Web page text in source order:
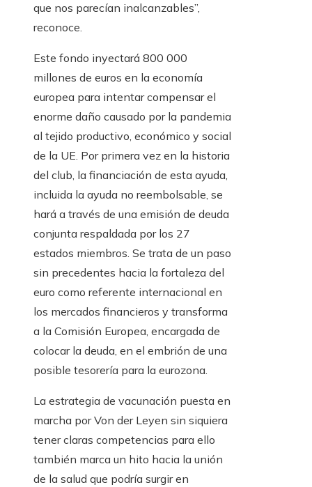
que nos parecían inalcanzables”,
reconoce.
Este fondo inyectará 800 000
millones de euros en la economía
europea para intentar compensar el
enorme daño causado por la pandemia
al tejido productivo, económico y social
de la UE. Por primera vez en la historia
del club, la financiación de esta ayuda,
incluida la ayuda no reembolsable, se
hará a través de una emisión de deuda
conjunta respaldada por los 27
estados miembros. Se trata de un paso
sin precedentes hacia la fortaleza del
euro como referente internacional en
los mercados financieros y transforma
a la Comisión Europea, encargada de
colocar la deuda, en el embrión de una
posible tesorería para la eurozona.
La estrategia de vacunación puesta en
marcha por Von der Leyen sin siquiera
tener claras competencias para ello
también marca un hito hacia la unión
de la salud que podría surgir en